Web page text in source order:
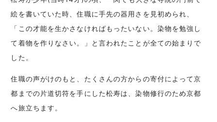
絵を書いていた時、住職に手先の器用さを見初められ、
「この才能を生かさなければもったいない。染物を勉強し
て着物を作りなさい。」と言われたことが全ての始まりで
した。
住職の声がけのもと、たくさんの方からの寄付によって京
都までの片道切符を手にした松寿は、染物修行のため京都
へ旅立ちます。